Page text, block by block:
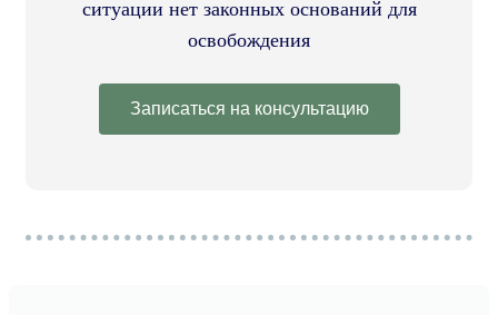
ситуации нет законных оснований для
освобождения
Записаться на консультацию